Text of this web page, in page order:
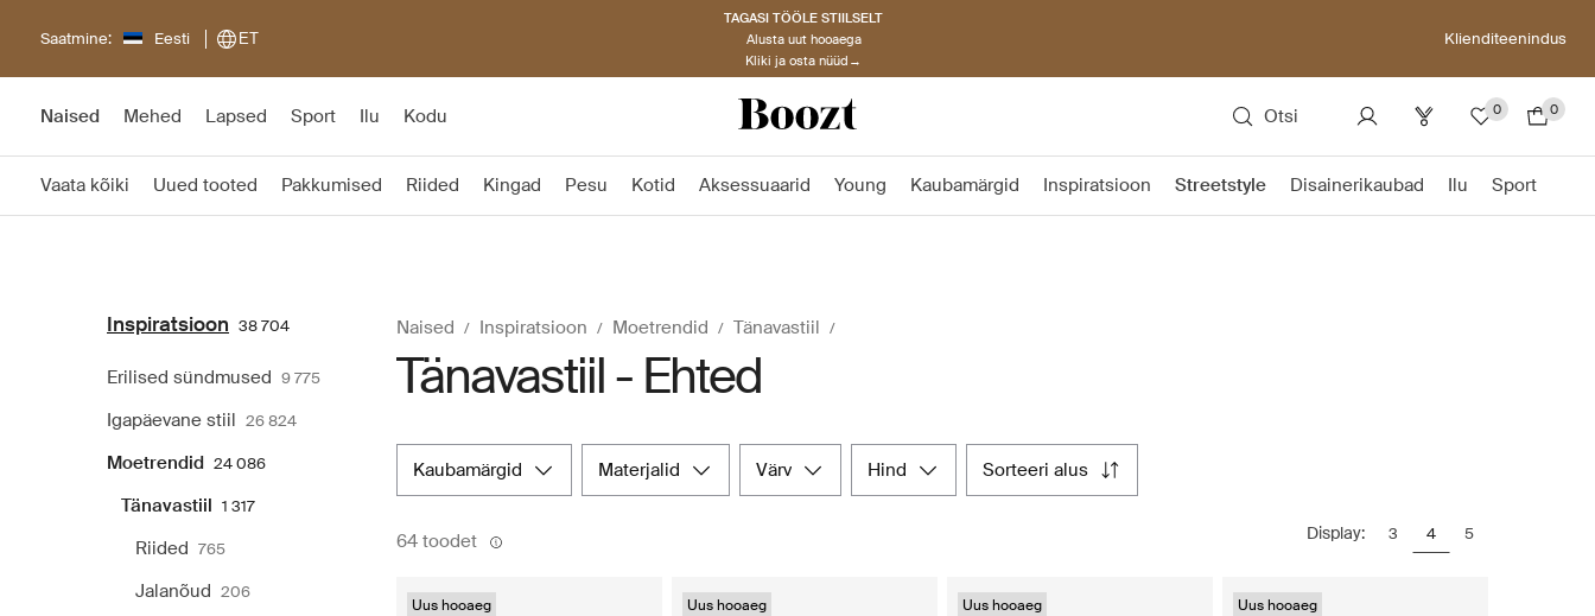
Saatmine: Eesti ET
TAGASI TÖÖLE STIILSELT
Alusta uut hooaega
Kliki ja osta nüüd→
Klienditeenindus
Naised Mehed Lapsed Sport Ilu Kodu Otsi 0 0
Vaata kõiki Uued tooted Pakkumised Riided Kingad Pesu Kotid Aksessuaarid Young Kaubamärgid Inspiratsioon Streetstyle Disainerikaubad Ilu Sport
Inspiratsioon 38 704
Erilised sündmused 9 775
Igapäevane stiil 26 824
Moetrendid 24 086
Tänavastiil 1 317
Riided 765
Jalanõud 206
Naised Inspiratsioon Moetrendid Tänavastiil
Tänavastiil - Ehted
kaubamärgid materjalid värv hind sorteeri alus
64 toodet Display: 3 4 5
Uus hooaeg Uus hooaeg Uus hooaeg Uus hooaeg